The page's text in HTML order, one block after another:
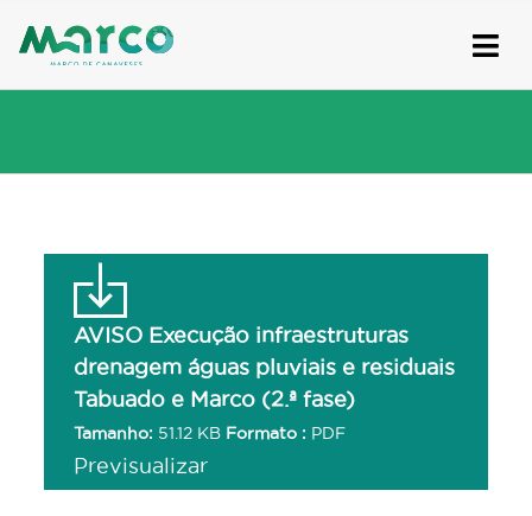
to
AVISO Execução infraestruturas
drenagem águas pluviais e residuais
Tabuado e Marco (2.ª fase)
Tamanho: 51.12 KB Formato : PDF
Previsualizar